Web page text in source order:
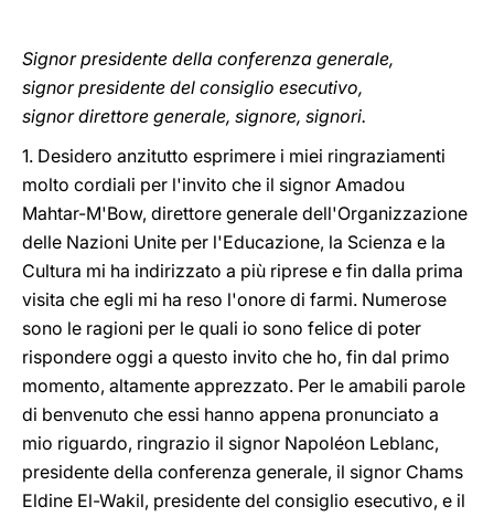
Signor presidente della conferenza generale,
signor presidente del consiglio esecutivo,
signor direttore generale, signore, signori.
1. Desidero anzitutto esprimere i miei ringraziamenti
molto cordiali per l'invito che il signor Amadou
Mahtar-M'Bow, direttore generale dell'Organizzazione
delle Nazioni Unite per l'Educazione, la Scienza e la
Cultura mi ha indirizzato a più riprese e fin dalla prima
visita che egli mi ha reso l'onore di farmi. Numerose
sono le ragioni per le quali io sono felice di poter
rispondere oggi a questo invito che ho, fin dal primo
momento, altamente apprezzato. Per le amabili parole
di benvenuto che essi hanno appena pronunciato a
mio riguardo, ringrazio il signor Napoléon Leblanc,
presidente della conferenza generale, il signor Chams
Eldine El-Wakil, presidente del consiglio esecutivo, e il